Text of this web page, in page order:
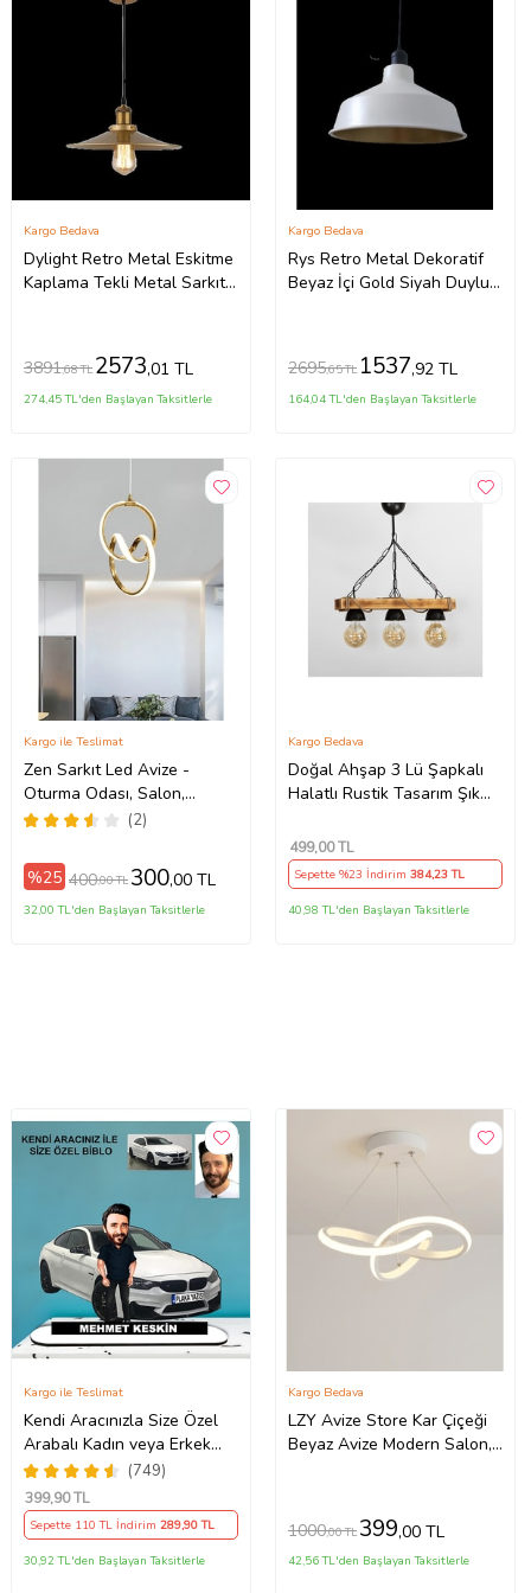
Dylight Retro Metal Eskitme
Kaplama Tekli Metal Sarkıt
Kargo Bedava
3891,68 TL 2573,01 TL
274,45 TL'den Başlayan Taksitlerle
Rys Retro Metal Dekoratif
Beyaz İçi Gold Siyah Duylu
Kargo Bedava
2695,65 TL 1537,92 TL
164,04 TL'den Başlayan Taksitlerle
Zen Sarkıt Led Avize -
Oturma Odası, Salon,
Mutfak Uyumlu Ledli Avize
(2)
Kargo ile Teslimat
%25 400,00 TL 300,00 TL
32,00 TL'den Başlayan Taksitlerle
Doğal Ahşap 3 Lü Şapkalı
Halatlı Rustik Tasarım Şık
Kargo Bedava
499,00 TL
Sepette %23 İndirim384,23 TL
40,98 TL'den Başlayan Taksitlerle
Kendi Aracınızla Size Özel
Arabalı Kadın veya Erkek
Tasarımlı Karikatür Biblo ,
Babalar Günü Hediyesi,
Erkeğe Hediye, Rent A Car
Hediyesi
(749)
Kargo ile Teslimat
399,90 TL
Sepette 110 TL İndirim289,90 TL
30,92 TL'den Başlayan Taksitlerle
LZY Avize Store Kar Çiçeği
Beyaz Avize Modern Salon,
Kargo Bedava
1000,00 TL 399,00 TL
42,56 TL'den Başlayan Taksitlerle